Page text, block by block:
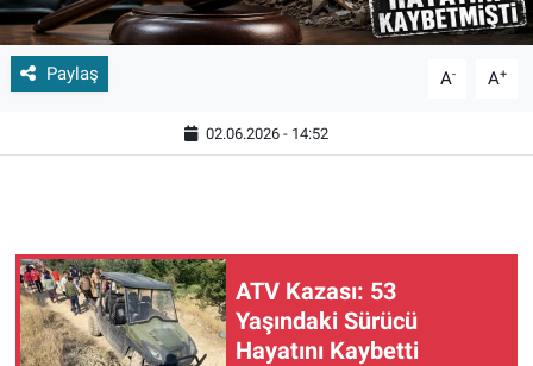
Paylaş A- A+
02.06.2026 - 14:52
ATV Kazası: 53
Yaşındaki Sürücü
Hayatını Kaybetti